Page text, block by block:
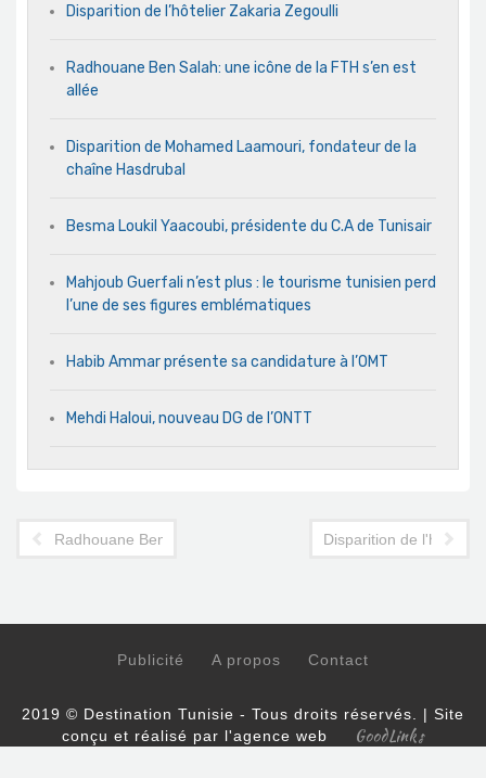
Disparition de l’hôtelier Zakaria Zegoulli
Radhouane Ben Salah: une icône de la FTH s’en est
allée
Disparition de Mohamed Laamouri, fondateur de la
chaîne Hasdrubal
Besma Loukil Yaacoubi, présidente du C.A de Tunisair
Mahjoub Guerfali n’est plus : le tourisme tunisien perd
l’une de ses figures emblématiques
Habib Ammar présente sa candidature à l’OMT
Mehdi Haloui, nouveau DG de l’ONTT
Radhouane Ben Salah: une icône de la FTH s'en est allée
Disparition de l'hôtelier
Publicité A propos Contact
2019 © Destination Tunisie - Tous droits réservés. | Site
conçu et réalisé par l'agence web
GoodLinks